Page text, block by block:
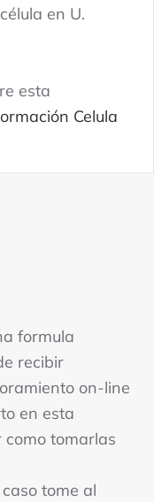
en U.
esta
Celula
formula
recibir
on-line
en esta
tomarlas
tome al